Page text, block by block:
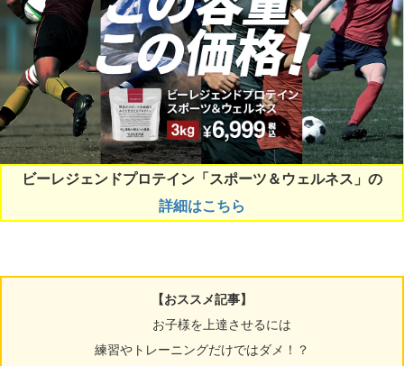
ビーレジェンドプロテイン「スポーツ＆ウェルネス」の
詳細はこちら
【おススメ記事】
お子様を上達させるには
練習やトレーニングだけではダメ！？